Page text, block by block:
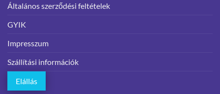
Általános szerződési feltételek
GYIK
Impresszum
Szállítási információk
Elállás